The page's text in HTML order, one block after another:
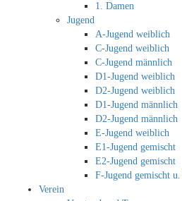
1. Damen
Jugend
A-Jugend weiblich
C-Jugend weiblich
C-Jugend männlich
D1-Jugend weiblich
D2-Jugend weiblich
D1-Jugend männlich
D2-Jugend männlich
E-Jugend weiblich
E1-Jugend gemischt
E2-Jugend gemischt
F-Jugend gemischt
Verein